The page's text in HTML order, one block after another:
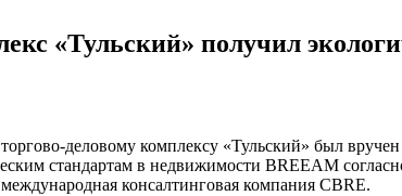
«Тульский» получил
деловому комплексу «Тульский» был
стандартам в недвижимости BREEAM
консалтинговая компания CBRE.